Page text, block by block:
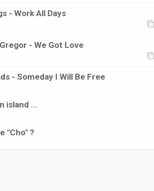
- Work All Days
- We Got Love
- Someday I Will Be Free
island ...
"Cho" ?